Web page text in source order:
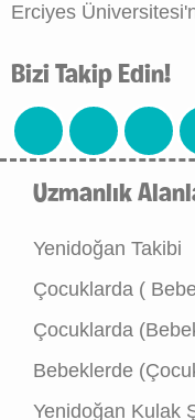
Erciyes
Bizi Takip Edin!
Uzmanlık
Yenidoğan Takibi
Çocuklarda (
Çocuklarda
Bebeklerde
Yenidoğan Kulak